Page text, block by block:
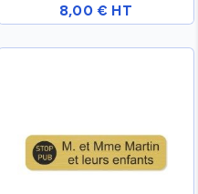
8,00 € HT